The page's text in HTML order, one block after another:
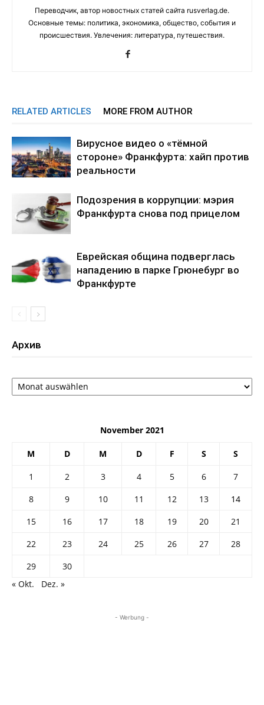
Переводчик, автор новостных статей сайта rusverlag.de.
Основные темы: политика, экономика, общество, события и
происшествия. Увлечения: литература, путешествия.
RELATED ARTICLES MORE FROM AUTHOR
Вирусное видео о «тёмной
стороне» Франкфурта: хайп против
реальности
Подозрения в коррупции: мэрия
Франкфурта снова под прицелом
Еврейская община подверглась
нападению в парке Грюнебург во
Франкфурте
Архив
Архив
November 2021
M D M D F S S
1 2 3 4 5 6
7
8
9 10 11 12 13
14
15
16 17 18 19 20
21
22
23 24 25 26 27
28
29
30
« Okt.
Dez. »
- Werbung -